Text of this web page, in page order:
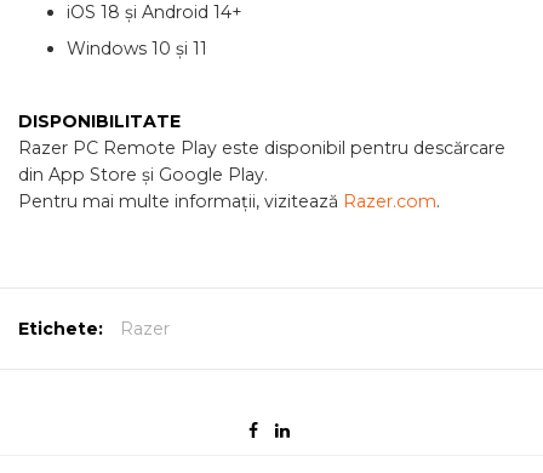
iOS 18 și Android 14+
Windows 10 și 11
DISPONIBILITATE
Razer PC Remote Play este disponibil pentru descărcare
din App Store și Google Play.
Pentru mai multe informații, vizitează Razer.com.
Etichete: Razer